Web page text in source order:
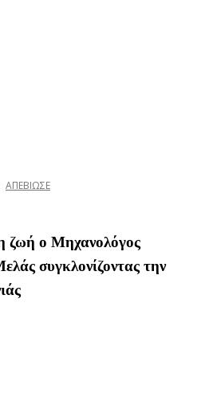
ΑΠΕΒΙΩΣΕ
ζωή ο Μηχανολόγος
συγκλονίζοντας την